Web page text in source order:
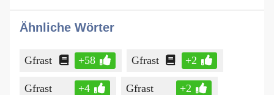
Ähnliche Wörter
Gfrast +58 Gfrast +2
Gfrast +4 Gfrast +2